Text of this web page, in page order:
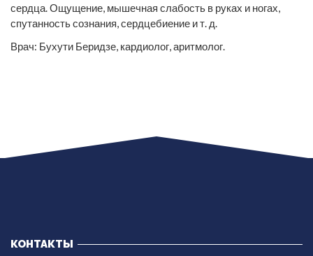
сердца. Ощущение, мышечная слабость в руках и ногах,
спутанность сознания, сердцебиение и т. д.
Врач: Бухути Беридзе, кардиолог, аритмолог.
КОНТАКТЫ